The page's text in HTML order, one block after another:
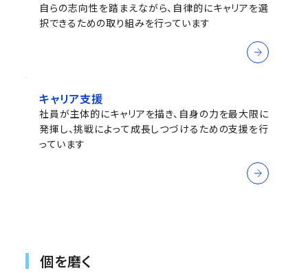
自らの志向性を踏まえながら、自律的にキャリアを選
択できるための取り組みを行っています
キャリア支援
社員が主体的にキャリアを描き、自身の力を最大限に
発揮し、挑戦によって成長しつづけるための支援を行
っています
個を磨く